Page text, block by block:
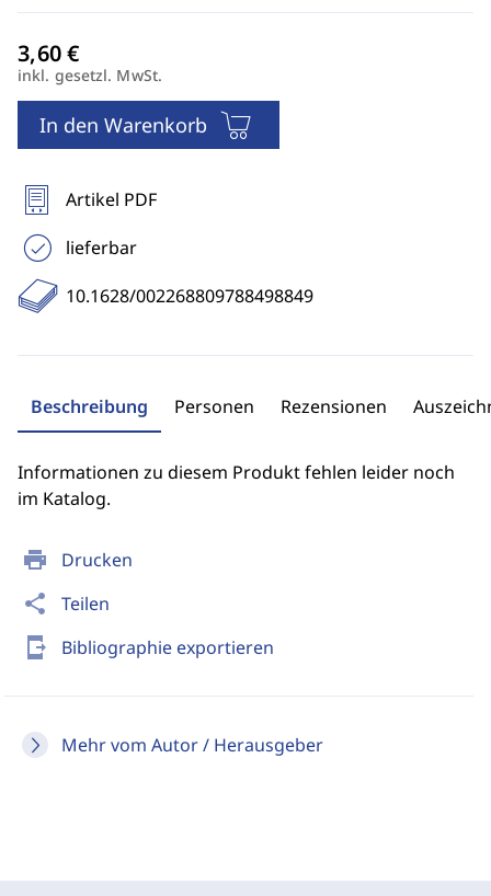
print Drucken
share Teilen
send_to_mobile Bibliographie exportieren
Mehr vom Autor / Herausgeber
inkl. gesetzl. MwSt.
In den Warenkorb
Artikel PDF
lieferbar
10.1628/002268809788498849
Beschreibung Personen Rezensionen
Informationen zu diesem Produkt fehlen leider noch
im Katalog.